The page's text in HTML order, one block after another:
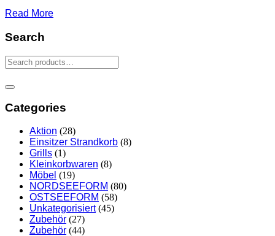
Read More
Search
Categories
Aktion (28)
Einsitzer Strandkorb (8)
Grills (1)
Kleinkorbwaren (8)
Möbel (19)
NORDSEEFORM (80)
OSTSEEFORM (58)
Unkategorisiert (45)
Zubehör (27)
Zubehör (44)